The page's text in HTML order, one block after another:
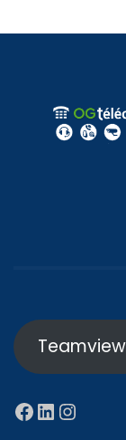
Facebook
LinkedIn